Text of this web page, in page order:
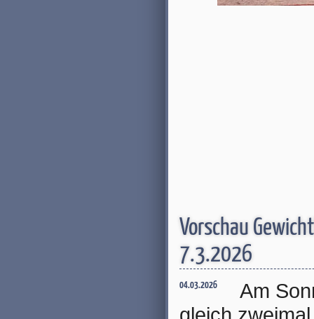
Vorschau
7.3.2026
04.03.2026
Am